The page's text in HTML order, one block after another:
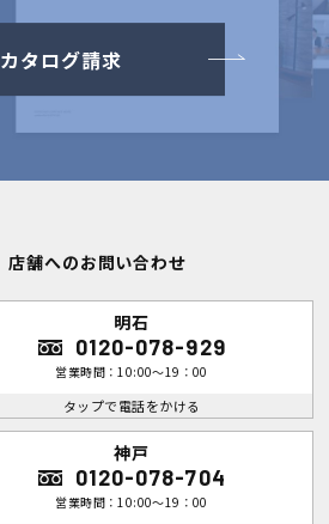
カタログ請求
店舗へのお問い合わせ
明石
0120-078-929
営業時間：10:00～19：00
タップで電話をかける
神戸
0120-078-704
営業時間：10:00～19：00